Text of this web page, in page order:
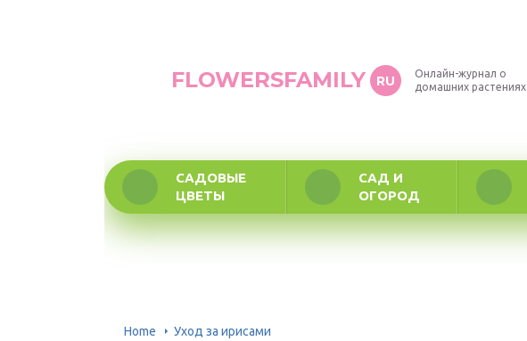
FLOWERSFAMILY RU
Онлайн-журнал о
домашних растениях
САДОВЫЕ
ЦВЕТЫ
САД И
ОГОРОД
Home Уход за ирисами